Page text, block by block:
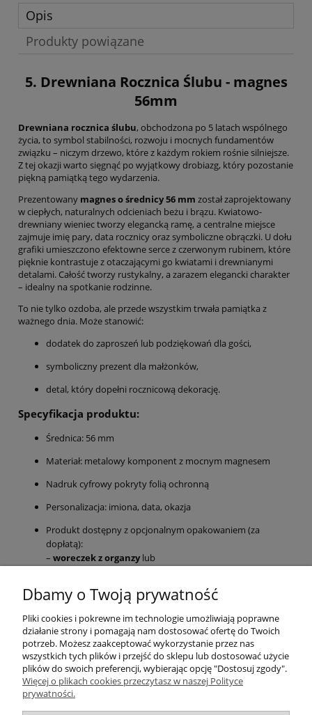
Opis
Produkty powiązane
5. Drewniana Rocznica Ślubu - magnes
56mm
Drewniana rocznica ślubu, obchodzona po 5 latach wspólnego
życia, to symbol stabilności, rozwoju i mocnych fundamentów
związku – niczym drzewo, które z każdym rokiem rośnie silniejsze.
Z tej okazji warto sięgnąć po wyjątkowy drobiazg, który pozostanie
piękną pamiątką tego wydarzenia.
Prezentowany magnes o średnicy 56 mm został zaprojektowany
w ciepłych, naturalnych odcieniach beżu i brązu. Kwiatowo-
drewniany wieniec tworzy elegancką ramę, a centralne miejsce
zajmuje imię pary, data rocznicy oraz symboliczne obrączki. U dołu
grafiki umieszczono efektowne serce z czerwonym rubinem, które
pięknie kontrastuje z otaczającymi go kwiatami i drewnianymi
detalami. Całość tworzy rustykalny, a zarazem elegancki charakter
– idealny na spotkanie rodzinne.
To nie tylko ozdoba, ale przede wszystkim trwała pamiątka z
ważnego dnia. Może stanowić:
dodatek do zaproszeń lub podziękowań dla gości,
symboliczny prezent dla małżonków,
detal, który dopełni rocznicową dekorację.
Specyfikacja produktu:
Średnica: 56 mm
Materiał: metalowy komponent z mocnym magnesem
Nadruk cyfrowy pokryty folią ochronną
Personalizacja: imiona, data, okazja
Produkt dostępny z opcjonalnym opakowaniem (za
dopłatą):
– woreczek z organzylub
Wysyłka realizowana po akceptacji projektu graficznego
Magnes z okazji 5. rocznicy ślubu to drobiazg o dużej wartości
sentymentalnej. Ciepłe kolory, subtelna grafika i motyw drewna
doskonale odzwierciedlają symbolikę tego wyjątkowego dnia. To
nie tylko dekoracja, ale i pamiątka, która zostanie z Wami na lata.
Pomoc
Dbamy o Twoją prywatność
Pliki cookies i pokrewne im technologie umożliwiają poprawne
działanie strony i pomagają nam dostosować ofertę do Twoich
potrzeb. Możesz zaakceptować wykorzystanie przez nas
wszystkich tych plików i przejść do sklepu lub dostosować użycie
plików do swoich preferencji, wybierając opcję "Dostosuj zgody".
Więcej o plikach cookies przeczytasz w naszej Polityce
prywatności.